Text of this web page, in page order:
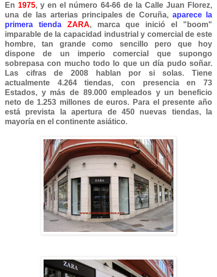
En 1975, y en el número 64-66 de la Calle Juan Florez,
una de las arterias principales de Coruña,aparece la
primera tienda
ZARA, marca que inició el "boom"
imparable de la capacidad industrial y comercial de este
hombre, tan grande como sencillo pero que hoy
dispone de un imperio comercial que supongo
sobrepasa con mucho todo lo que un día pudo soñar.
Las cifras de 2008 hablan por si solas. Tiene
actualmente 4.264 tiendas, con presencia en 73
Estados, y más de 89.000 empleados y un beneficio
neto de 1.253 millones de euros. Para el presente año
está prevista la apertura de 450 nuevas tiendas, la
mayoría en el continente asiático.